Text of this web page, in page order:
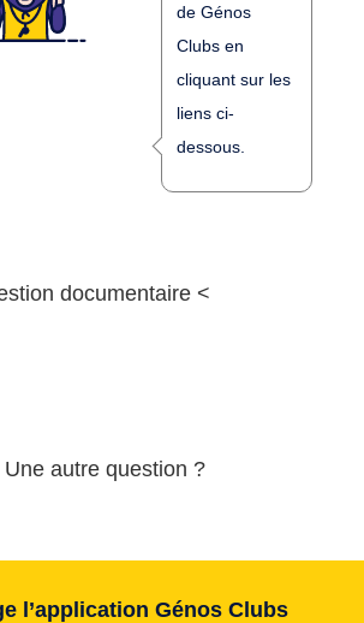
de Génos
Clubs en
cliquant sur les
liens ci-
dessous.
documentaire <
Une autre question ?
l’application Génos Clubs